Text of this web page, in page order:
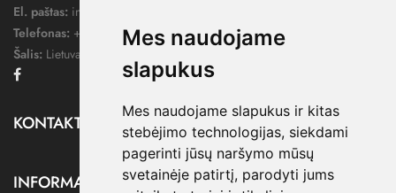
Mes naudojame
slapukus
Mes naudojame slapukus ir kitas
stebėjimo technologijas, siekdami
pagerinti jūsų naršymo mūsų
svetainėje patirtį, parodyti jums
El. paštas: info@dressify.lt
Telefonas: +370 676 78578
Šalis: Lietuva
KONTAKTAI
INFORMACIJA